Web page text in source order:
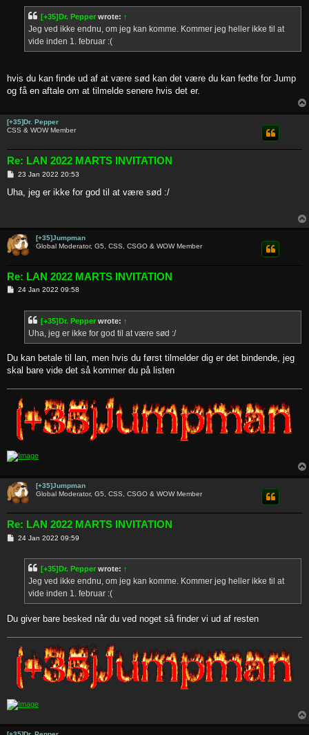
[+35]Dr. Pepper wrote: ↑
Jeg ved ikke endnu, om jeg kan komme. Kommer jeg heller ikke til at
vide inden 1. februar :(
hvis du kan finde ud af at være sød kan det være du kan fedte for Jump
og få en aftale om at tilmelde senere hvis det er.
[+35]Dr. Pepper
CSS & WOW Member
Re: LAN 2022 MARTS INVITATION
P
s
23 Jan 2022 20:53
Uha, jeg er ikke for god til at være sød :/
[+35]Jumpman
Global Moderator, G5, CSS, CSGO & WOW Member
Re: LAN 2022 MARTS INVITATION
P24 Jan 2022 09:58
[+35]Dr. Pepper wrote: ↑
Uha, jeg er ikke for god til at være sød :/
Du kan betale til lan, men hvis du først tilmelder dig er det bindende, jeg
skal bare vide det så kommer du på listen
[+35]Jumpman
Global Moderator, G5, CSS, CSGO & WOW Member
Re: LAN 2022 MARTS INVITATION
P24 Jan 2022 09:59
[+35]Dr. Pepper wrote: ↑
Jeg ved ikke endnu, om jeg kan komme. Kommer jeg heller ikke til at
vide inden 1. februar :(
Du giver bare besked når du ved noget så finder vi ud af resten